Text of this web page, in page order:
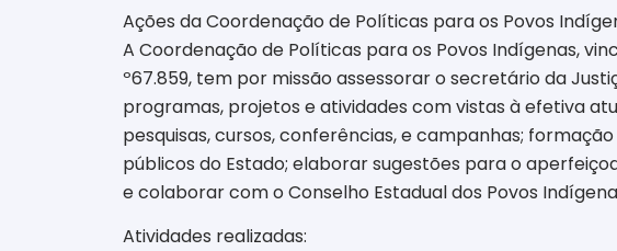
Ações da Coordenação de Políticas para os Povos
A Coordenação de Políticas para os Povos Indígenas,
º67.859, tem por missão assessorar o secretário da
programas, projetos e atividades com vistas à efetiva
pesquisas, cursos, conferências, e campanhas;
públicos do Estado; elaborar sugestões para o
e colaborar com o Conselho Estadual dos Povos
Atividades realizadas: